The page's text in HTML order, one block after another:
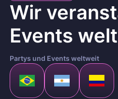
Wir
Events
Partys und Events weltweit